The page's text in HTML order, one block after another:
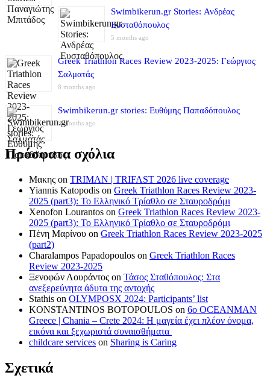
Swimbikerun.gr Stories: Ανδρέας
Ευσταθόπουλος
5 months ago
Greek Triathlon Races Review 2023-2025: Γεώργιος
Σαλματάς
8 months ago
Swimbikerun.gr stories: Ευθύμης Παπαδόπουλος
8 months ago
Πρόσφατα σχόλια
Μακης on TRIMAN | TRIFAST 2026 live coverage
Yiannis Katopodis on Greek Triathlon Races Review 2023-
2025 (part3): Το Ελληνικό Τρίαθλο σε Σταυροδρόμι
Xenofon Lourantos on Greek Triathlon Races Review 2023-
2025 (part3): Το Ελληνικό Τρίαθλο σε Σταυροδρόμι
Πένη Μαρίνου on Greek Triathlon Races Review 2023-2025
(part2)
Charalampos Papadopoulos on Greek Triathlon Races
Review 2023-2025
Ξενοφών Λουράντος on Τάσος Σταθόπουλος: Στα
ανεξερεύνητα άδυτα της αντοχής
Stathis on OLYMPOSX 2024: Participants’ list
KONSTANTINOS BOTOPOULOS on 6ο OCEANMAN
Greece | Chania – Crete 2024: Η μαγεία έχει πλέον όνομα,
εικόνα και ξεχωριστά συναισθήματα
childcare services on Sharing is Caring
Σχετικά